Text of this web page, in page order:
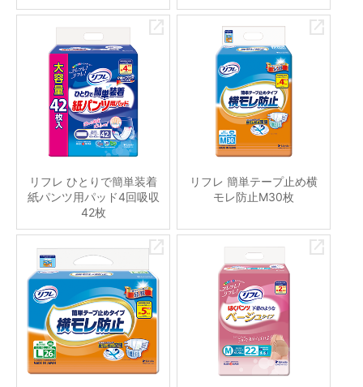
リフレ ひとりで簡単装着
紙パンツ用パッド4回吸収
42枚
リフレ 簡単テープ止め横
モレ防止M30枚